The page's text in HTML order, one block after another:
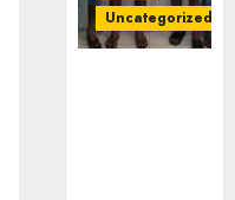
Uncategorized